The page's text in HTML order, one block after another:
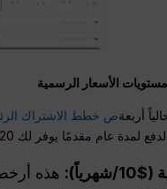
الأسعار الرسمية
أربعةص خطط الاشتراك
لمدة عام مقدمًا يوفر لك 20%).
هذه